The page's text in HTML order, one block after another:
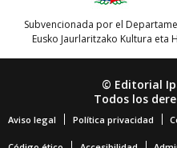
Subvencionada por el
Eusko Jaurlaritzako Kultura eta
© Editorial
Todos los
Aviso legal Política privacidad